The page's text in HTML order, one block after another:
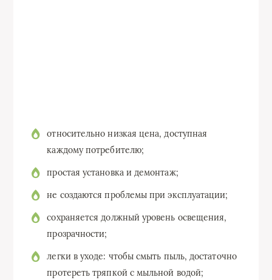
относительно низкая цена, доступная
каждому потребителю;
простая установка и демонтаж;
не создаются проблемы при эксплуатации;
сохраняется должный уровень освещения,
прозрачности;
легки в уходе: чтобы смыть пыль, достаточно
протереть тряпкой с мыльной водой;